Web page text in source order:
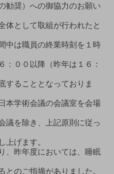
）への御協力のお願い
体として取組が行われたと
中は職員の終業時刻を１時
：００以降（昨年は１６：
することとなっておりま
本学術会議の会議室を会場
議を除き、上記原則に従っ
上げます。
、昨年度においては、睡眠
とのご指摘がありました。